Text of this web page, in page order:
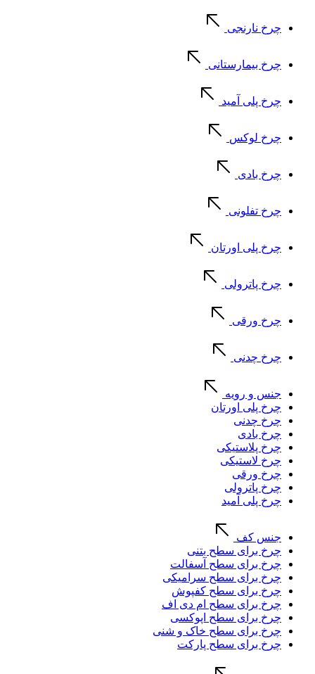
چرخ نارنجی
چرخ بیمارستانی
چرخ پلی آمید
چرخ لوکس
چرخ بادی
چرخ تفلونی
چرخ پلی اورتان
چرخ پاترولی
چرخ ورقی
چرخ چدنی
جنس و رویه
چرخ پلی اورتان
چرخ چدنی
چرخ بادی
چرخ پلاستیکی
چرخ لاستیکی
چرخ ورقی
چرخ پاترولی
چرخ پلی آمید
جنس کف
چرخ برای سطح بتنی
چرخ برای سطح آسفالت
چرخ برای سطح سرامیکی
چرخ برای سطح کفپوش
چرخ برای سطح ام دی اف
چرخ برای سطح اپوکسی
چرخ برای سطح خاک و شنی
چرخ برای سطح پارکت